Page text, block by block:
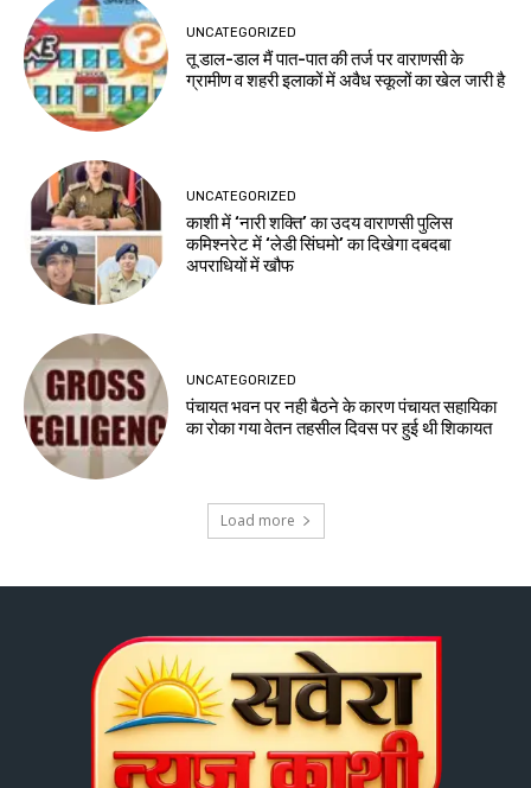
UNCATEGORIZED
तू डाल-डाल मैं पात-पात की तर्ज पर वाराणसी के
ग्रामीण व शहरी इलाकों में अवैध स्कूलों का खेल जारी है
UNCATEGORIZED
काशी में ‘नारी शक्ति’ का उदय वाराणसी पुलिस
कमिश्नरेट में ‘लेडी सिंघमो’ का दिखेगा दबदबा
अपराधियों में खौफ
UNCATEGORIZED
पंचायत भवन पर नही बैठने के कारण पंचायत सहायिका
का रोका गया वेतन तहसील दिवस पर हुई थी शिकायत
Load more